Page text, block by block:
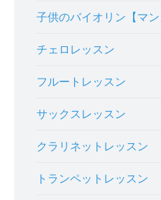
子供のバイオリン【マン
チェロレッスン
フルートレッスン
サックスレッスン
クラリネットレッスン
トランペットレッスン